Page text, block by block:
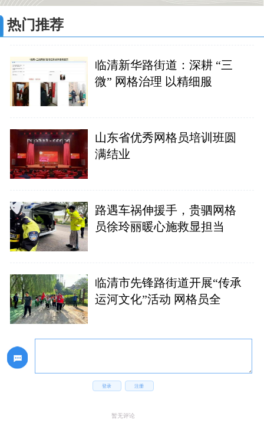
热门推荐
临清新华路街道：深耕 “三
微” 网格治理 以精细服
山东省优秀网格员培训班圆
满结业
路遇车祸伸援手，贵驷网格
员徐玲丽暖心施救显担当
临清市先锋路街道开展“传承
运河文化”活动 网格员全
登录 注册
暂无评论